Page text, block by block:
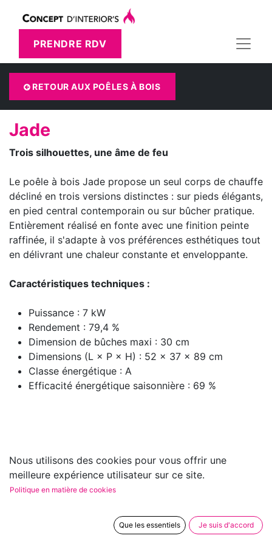
PRENDRE RDV
RETOUR AUX POÊLES À BOIS
Jade
Trois silhouettes, une âme de feu​
Le poêle à bois Jade propose un seul corps de chauffe
décliné en trois versions distinctes : sur pieds élégants,
en pied central contemporain ou sur bûcher pratique.
Entièrement réalisé en fonte avec une finition peinte
raffinée, il s'adapte à vos préférences esthétiques tout
en délivrant une chaleur constante et enveloppante.
Caractéristiques techniques :
Puissance : 7 kW
Rendement : 79,4 %
Dimension de bûches maxi : 30 cm
Dimensions (L × P × H) : 52 × 37 × 89 cm
Classe énergétique : A
Efficacité énergétique saisonnière : 69 %
Nous utilisons des cookies pour vous offrir une
meilleure expérience utilisateur sur ce site.
Politique en matière de cookies
Que les essentiels Je suis d'accord